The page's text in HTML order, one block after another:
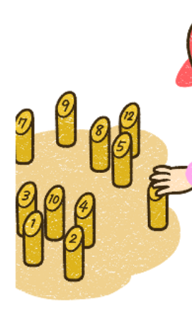
児童書イラスト『かんた
験！ だれもが楽しめるユ
―ツ』汐文